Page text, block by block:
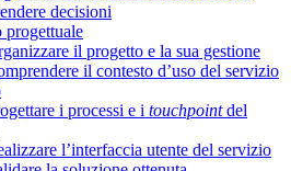
decisioni
progettuale
il progetto e la sua gestione
il contesto d’uso del servizio
i processi e i touchpointdel
l’interfaccia utente del servizio